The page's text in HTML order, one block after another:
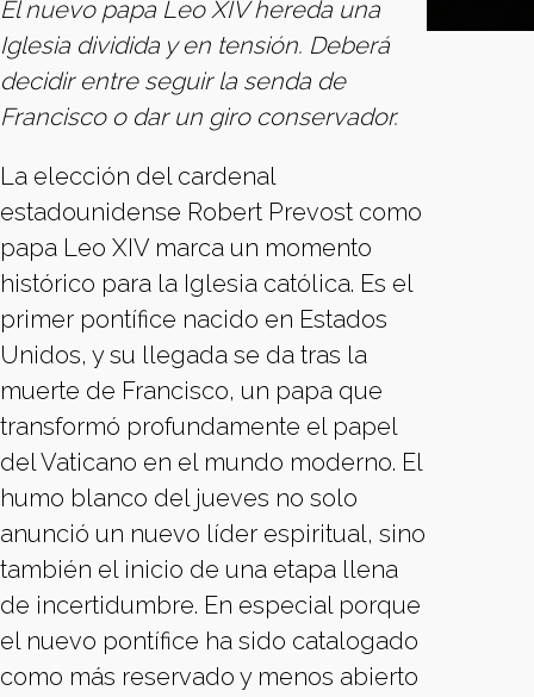
El nuevo papa Leo XIV hereda una
Iglesia dividida y en tensión. Deberá
decidir entre seguir la senda de
Francisco o dar un giro conservador.
La elección del cardenal
estadounidense Robert Prevost como
papa Leo XIV marca un momento
histórico para la Iglesia católica. Es el
primer pontífice nacido en Estados
Unidos, y su llegada se da tras la
muerte de Francisco, un papa que
transformó profundamente el papel
del Vaticano en el mundo moderno. El
humo blanco del jueves no solo
anunció un nuevo líder espiritual, sino
también el inicio de una etapa llena
de incertidumbre. En especial porque
el nuevo pontífice ha sido catalogado
como más reservado y menos abierto